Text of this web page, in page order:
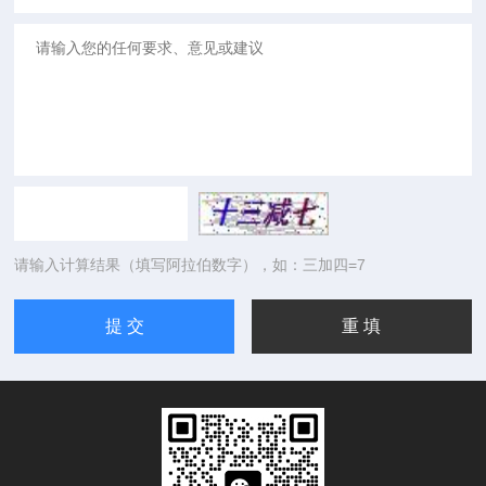
请输入计算结果（填写阿拉伯数字），如：三加四=7